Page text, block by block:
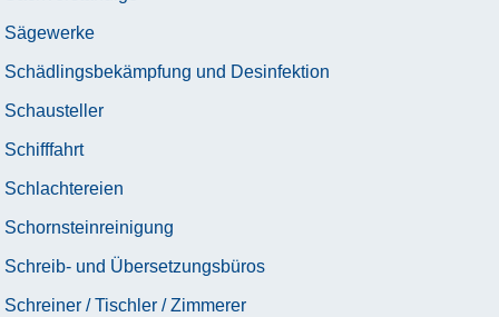
Sägewerke
Schädlingsbekämpfung und Desinfektion
Schausteller
Schifffahrt
Schlachtereien
Schornsteinreinigung
Schreib- und Übersetzungsbüros
Schreiner / Tischler / Zimmerer